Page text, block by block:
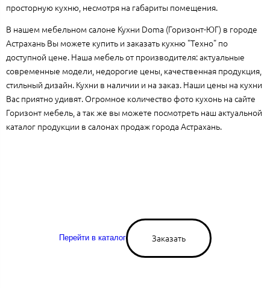
просторную кухню, несмотря на габариты помещения.
В нашем мебельном салоне Кухни Doma (Горизонт-ЮГ) в городе
Астрахань Вы можете купить и заказать кухню "Техно" по
доступной цене. Наша мебель от производителя: актуальные
современные модели, недорогие цены, качественная продукция,
стильный дизайн. Кухни в наличии и на заказ. Наши цены на кухни
Вас приятно удивят. Огромное количество фото кухонь на сайте
Горизонт мебель, а так же вы можете посмотреть наш актуальной
каталог продукции в салонах продаж города Астрахань.
Перейти в каталог Заказать